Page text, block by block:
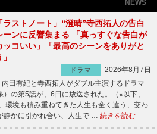
NEWS
「ラストノート」“澄晴”寺西拓人の告白
ーンに反響集まる 「真っすぐな告白が
ッコいい」「最高のシーンをありがと
」
ドラマ
2026年8月7日
田有紀と寺西拓人がダブル主演するドラマ
）の第5話が、6日に放送された。（※以下、
境も積み重ねてきた人生も全く違う、交わ
静かに引かれ合い、人生で … 続きを読む